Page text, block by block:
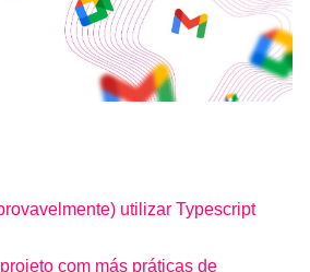
utilizar Typescript
com más práticas de